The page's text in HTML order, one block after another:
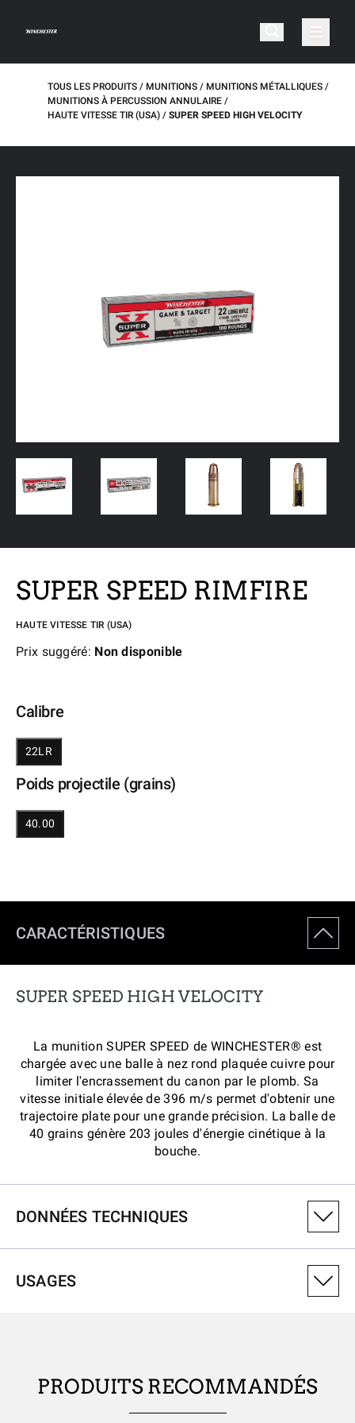
TOUS LES PRODUITS MUNITIONS
MUNITIONS MÉTALLIQUES
MUNITIONS À PERCUSSION ANNULAIRE
HAUTE VITESSE TIR (USA)
SUPER SPEED HIGH VELOCITY
SUPER SPEED RIMFIRE
HAUTE VITESSE TIR (USA)
Prix suggéré: Non disponible
Calibre
22LR
Poids projectile (grains)
40.00
CARACTÉRISTIQUES
SUPER SPEED HIGH VELOCITY
La munition SUPER SPEED de WINCHESTER® est
chargée avec une balle à nez rond plaquée cuivre pour
limiter l'encrassement du canon par le plomb. Sa
vitesse initiale élevée de 396 m/s permet d'obtenir une
trajectoire plate pour une grande précision. La balle de
40 grains génère 203 joules d'énergie cinétique à la
bouche.
DONNÉES TECHNIQUES
CX22LRSS1
POIDS PROJECTILE (GRAINS)
USAGES
PRODUITS RECOMMANDÉS